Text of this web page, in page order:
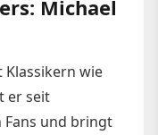
Michael
wie
er seit
Fans und bringt